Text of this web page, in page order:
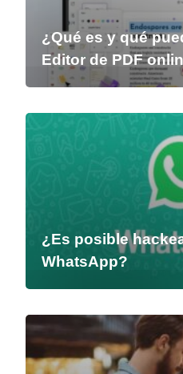
¿Qué es y qué
Editor de PDF
¿Es posible
WhatsApp?